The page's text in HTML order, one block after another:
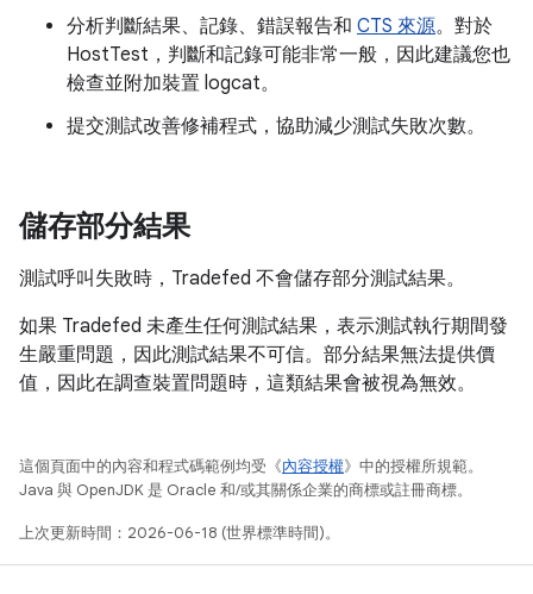
分析判斷結果、記錄、錯誤報告和 CTS 來源。對於
HostTest，判斷和記錄可能非常一般，因此建議您也
檢查並附加裝置 logcat。
提交測試改善修補程式，協助減少測試失敗次數。
儲存部分結果
測試呼叫失敗時，Tradefed 不會儲存部分測試結果。
如果 Tradefed 未產生任何測試結果，表示測試執行期間發
生嚴重問題，因此測試結果不可信。部分結果無法提供價
值，因此在調查裝置問題時，這類結果會被視為無效。
這個頁面中的內容和程式碼範例均受《內容授權》中的授權所規範。
Java 與 OpenJDK 是 Oracle 和/或其關係企業的商標或註冊商標。
上次更新時間：2026-06-18 (世界標準時間)。